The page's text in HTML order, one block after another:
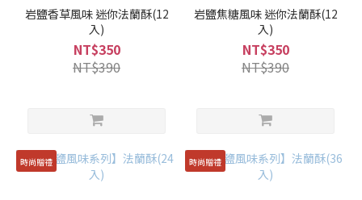
岩鹽香草風味 迷你法蘭酥(12
入)
NT$350
NT$390
岩鹽焦糖風味 迷你法蘭酥(12
入)
NT$350
NT$390
時尚贈禮 時尚贈禮